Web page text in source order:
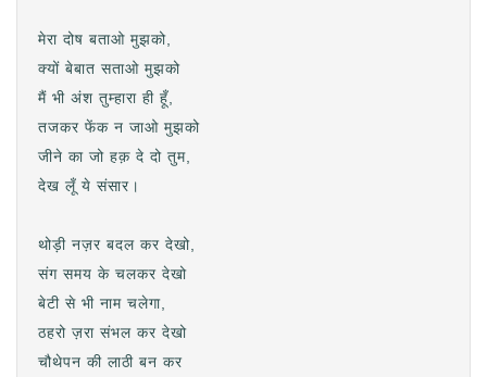
मेरा दोष बताओ मुझको,
क्यों बेबात सताओ मुझको
मैं भी अंश तुम्हारा ही हूँ,
तजकर फेंक न जाओ मुझको
जीने का जो हक़ दे दो तुम,
देख लूँ ये संसार।
थोड़ी नज़र बदल कर देखो,
संग समय के चलकर देखो
बेटी से भी नाम चलेगा,
ठहरो ज़रा संभल कर देखो
चौथेपन की लाठी बन कर